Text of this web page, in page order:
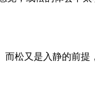
松又是入静的前提